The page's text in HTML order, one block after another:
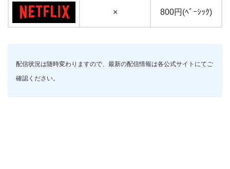
× 800円(ﾍﾞｰｼｯｸ)
配信状況は随時変わりますので、最新の配信情報は各公式サイトにてご
確認ください。